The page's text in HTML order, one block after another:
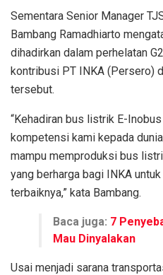
Sementara Senior Manager
Bambang Ramadhiarto
dihadirkan dalam perhelatan
kontribusi PT INKA (Persero)
tersebut.
“Kehadiran bus listrik E-
kompetensi kami kepada
mampu memproduksi bus
yang berharga bagi INKA
terbaiknya,” kata Bambang.
Baca juga: 7
Mau Dinyalakan
Usai menjadi sarana